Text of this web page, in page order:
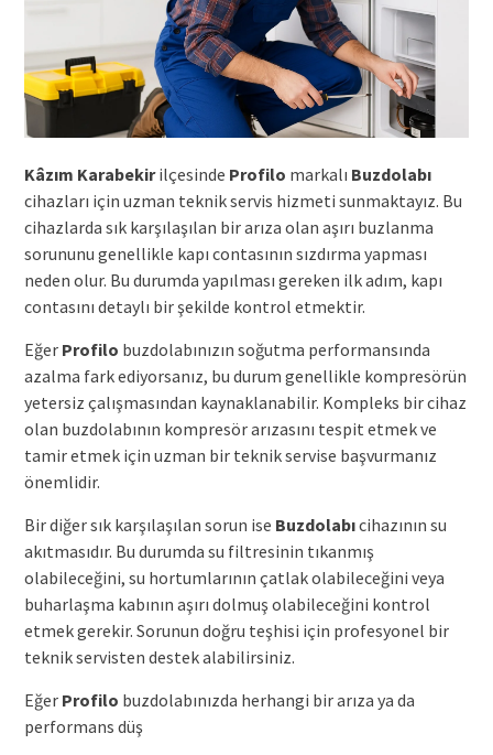
Kâzım Karabekirilçesinde Profilo markalı Buzdolabı
cihazları için uzman teknik servis hizmeti sunmaktayız. Bu
cihazlarda sık karşılaşılan bir arıza olan aşırı buzlanma
sorununu genellikle kapı contasının sızdırma yapması
neden olur. Bu durumda yapılması gereken ilk adım, kapı
contasını detaylı bir şekilde kontrol etmektir.
Eğer Profilo buzdolabınızın soğutma performansında
azalma fark ediyorsanız, bu durum genellikle kompresörün
yetersiz çalışmasından kaynaklanabilir. Kompleks bir cihaz
olan buzdolabının kompresör arızasını tespit etmek ve
tamir etmek için uzman bir teknik servise başvurmanız
önemlidir.
Bir diğer sık karşılaşılan sorun ise Buzdolabıcihazının su
akıtmasıdır. Bu durumda su filtresinin tıkanmış
olabileceğini, su hortumlarının çatlak olabileceğini veya
buharlaşma kabının aşırı dolmuş olabileceğini kontrol
etmek gerekir. Sorunun doğru teşhisi için profesyonel bir
teknik servisten destek alabilirsiniz.
Eğer Profilo buzdolabınızda herhangi bir arıza ya da
performans düş